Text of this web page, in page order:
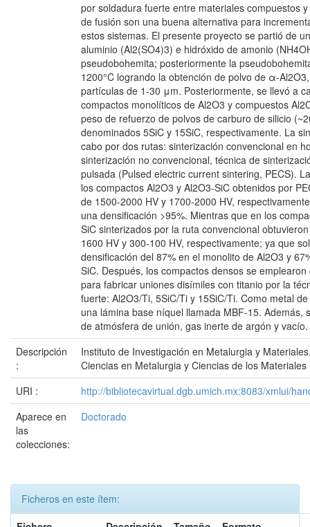
por soldadura fuerte entre materiales compuestos
de fusión son una buena alternativa para
estos sistemas. El presente proyecto se partió de
aluminio (Al2(SO4)3) e hidróxido de amonio
pseudobohemita; posteriormente la
1200°C logrando la obtención de polvo de α-
partículas de 1-30 μm. Posteriormente, se llevó a
compactos monolíticos de Al2O3 y compuestos
peso de refuerzo de polvos de carburo de silicio
denominados 5SiC y 15SiC, respectivamente. La
cabo por dos rutas: sinterización convencional en
sinterización no convencional, técnica de
pulsada (Pulsed electric current sintering, PECS).
los compactos Al2O3 y Al2O3-SiC obtenidos por
de 1500-2000 HV y 1700-2000 HV,
una densificación >95%. Mientras que en los
SiC sinterizados por la ruta convencional
1600 HV y 300-100 HV, respectivamente; ya que
densificación del 87% en el monolito de Al2O3 y
SiC. Después, los compactos densos se
para fabricar uniones disímiles con titanio por la
fuerte: Al2O3/Ti, 5SiC/Ti y 15SiC/Ti. Como metal
una lámina base níquel llamada MBF-15. Además,
de atmósfera de unión, gas inerte de argón y vacío.
Descripción
:
Instituto de Investigación en Metalurgia y
Ciencias en Metalurgia y Ciencias de los Materiales
URI :
http://bibliotecavirtual.dgb.umich.mx:8083/xmlui/
Aparece en
las
colecciones:
Doctorado
Ficheros en este ítem: